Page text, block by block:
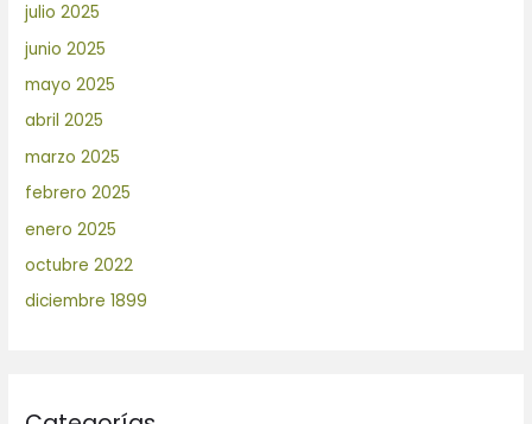
julio 2025
junio 2025
mayo 2025
abril 2025
marzo 2025
febrero 2025
enero 2025
octubre 2022
diciembre 1899